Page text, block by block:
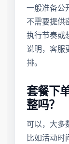
一般准备公
不需要提供
执行节奏或
说明，客服
排。
套餐下
整吗？
可以，大多
比如活动时